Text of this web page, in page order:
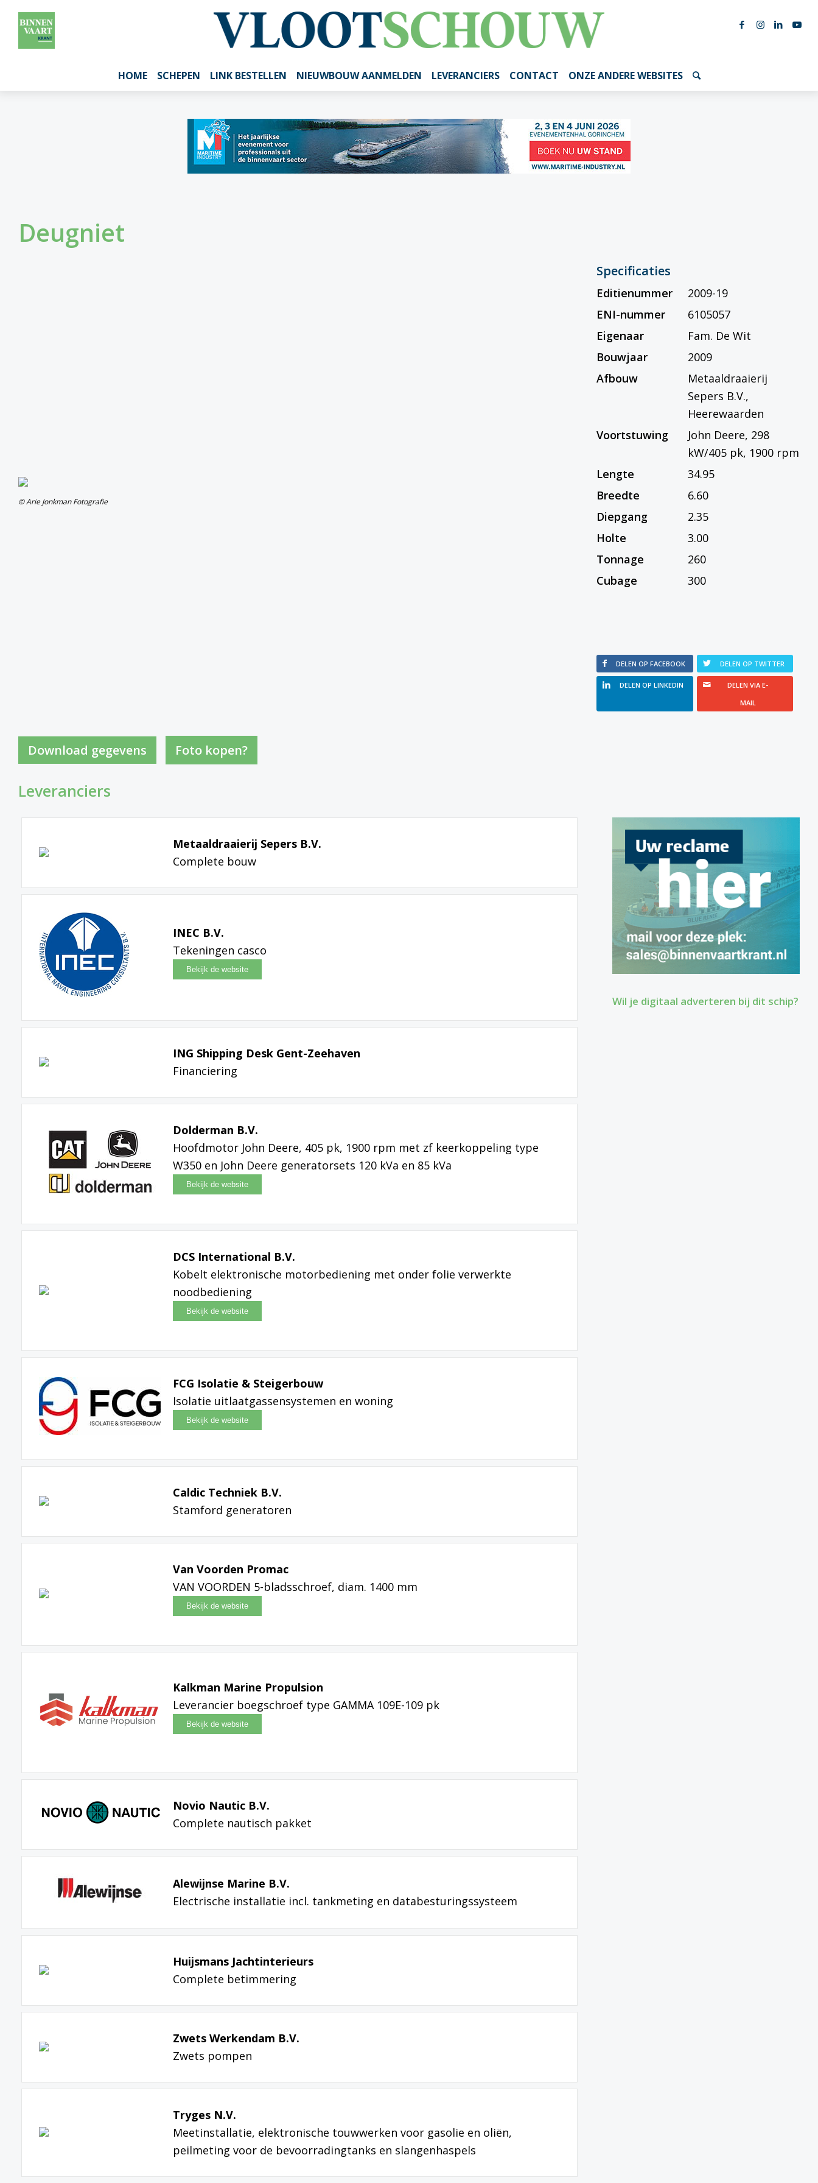
HOME SCHEPEN LINK BESTELLEN NIEUWBOUW AANMELDEN LEVERANCIERS CONTACT ONZE ANDERE WEBSITES
Deugniet
© Arie Jonkman Fotografie
Specificaties
Editienummer
2009-19
ENI-nummer
6105057
Eigenaar
Fam. De Wit
Bouwjaar
2009
Afbouw
Metaaldraaierij
Sepers B.V.,
Heerewaarden
Voortstuwing
John Deere, 298
kW/405 pk, 1900 rpm
Lengte
34.95
Breedte
6.60
Diepgang
2.35
Holte
3.00
Tonnage
260
Cubage
300
DELEN OP FACEBOOK DELEN OP TWITTER
DELEN OP LINKEDIN
DELEN VIA E-
MAIL
Foto kopen?
Leveranciers
Metaaldraaierij Sepers B.V.
Complete bouw
INEC B.V.
Tekeningen casco
ING Shipping Desk Gent-Zeehaven
Financiering
Dolderman B.V.
Hoofdmotor John Deere, 405 pk, 1900 rpm met zf keerkoppeling type
W350 en John Deere generatorsets 120 kVa en 85 kVa
DCS International B.V.
Kobelt elektronische motorbediening met onder folie verwerkte
noodbediening
FCG Isolatie & Steigerbouw
Isolatie uitlaatgassensystemen en woning
Caldic Techniek B.V.
Stamford generatoren
Van Voorden Promac
VAN VOORDEN 5-bladsschroef, diam. 1400 mm
Kalkman Marine Propulsion
Leverancier boegschroef type GAMMA 109E-109 pk
Novio Nautic B.V.
Complete nautisch pakket
Alewijnse Marine B.V.
Electrische installatie incl. tankmeting en databesturingssysteem
Huijsmans Jachtinterieurs
Complete betimmering
Zwets Werkendam B.V.
Zwets pompen
Tryges N.V.
Meetinstallatie, elektronische touwwerken voor gasolie en oliën,
peilmeting voor de bevoorradingtanks en slangenhaspels
Wil je digitaal adverteren bij dit schip?